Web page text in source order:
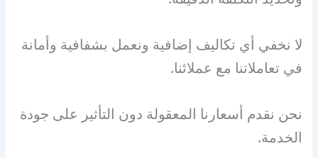
لا نخفي أي تكاليف إضافية ونعمل بشفافية وأمانة
في تعاملاتنا مع عملائنا.
نحن نقدم أسعارنا المعقولة دون التأثير على جودة
الخدمة.